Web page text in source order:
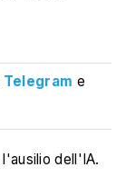
Telegram e
dell'IA.